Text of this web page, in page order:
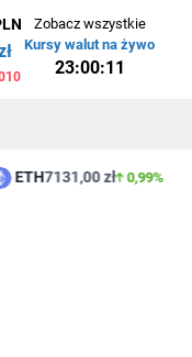
Zobacz wszystkie
Kursy walut na żywo
23:00:11
ETH7131,00 zł 0,99%